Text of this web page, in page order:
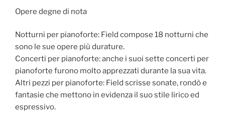
Opere degne di nota
Notturni per pianoforte: Field compose 18 notturni che
sono le sue opere più durature.
Concerti per pianoforte: anche i suoi sette concerti per
pianoforte furono molto apprezzati durante la sua vita.
Altri pezzi per pianoforte: Field scrisse sonate, rondò e
fantasie che mettono in evidenza il suo stile lirico ed
espressivo.